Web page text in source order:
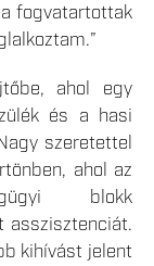
fogvatartottak
ahol egy
és a hasi
szeretettel
ahol az
blokk
asszisztenciát.
kihívást jelent